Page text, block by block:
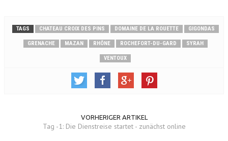
TAGS CHATEAU CROIX DES PINS DOMAINE DE LA ROUETTE GIGONDAS
GRENACHE MAZAN RHÔNE ROCHEFORT-DU-GARD SYRAH
VENTOUX
VORHERIGER ARTIKEL
Tag -1: Die Dienstreise startet - zunächst online